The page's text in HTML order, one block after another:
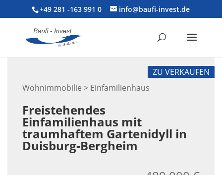
+49 281 -163 991 0 info@baufi-invest.de
Wohnimmobilie > Einfamilienhaus
ZU VERKAUFEN
Freistehendes
Einfamilienhaus mit
traumhaftem Gartenidyll in
Duisburg-Bergheim